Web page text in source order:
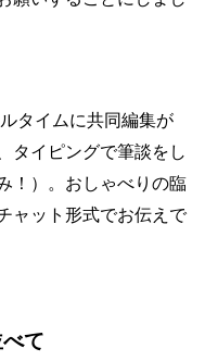
タイムに共同編集が
タイピングで筆談をし
！）。おしゃべりの臨
ャット形式でお伝えで
て